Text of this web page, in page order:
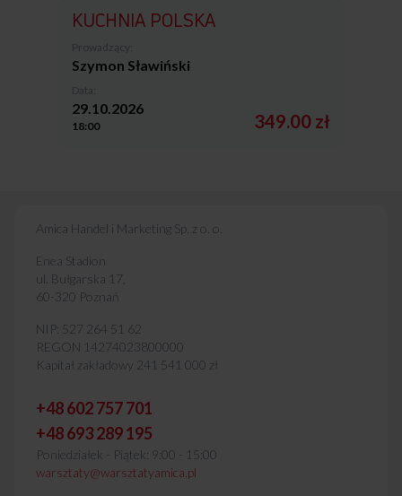
KUCHNIA POLSKA
Szymon Sławiński
29.10.2026
18:00 349.00 zł
Amica Handel i Marketing Sp. z o. o.
Enea Stadion
ul. Bułgarska 17,
60-320 Poznań
NIP: 527 264 51 62
REGON 14274023800000
Kapitał zakładowy 241 541 000 zł
+48 602 757 701
+48 693 289 195
Poniedziałek - Piątek: 9:00 - 15:00
warsztaty@warsztatyamica.pl